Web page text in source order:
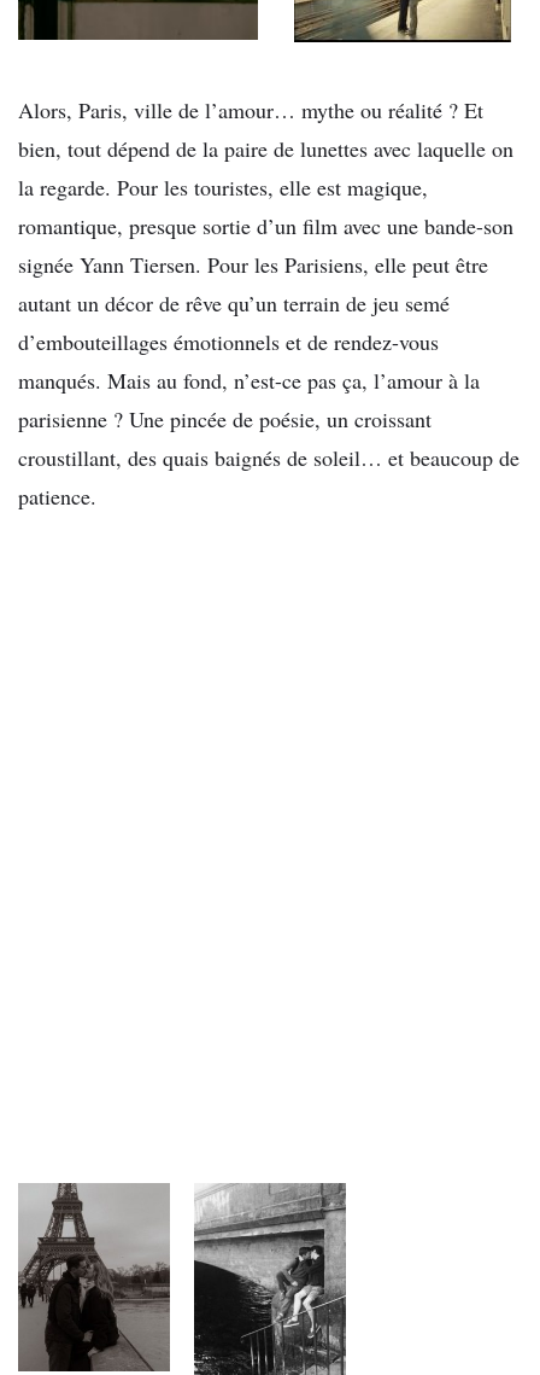
Alors, Paris, ville de l’amour… mythe ou réalité ? Et
bien, tout dépend de la paire de lunettes avec laquelle on
la regarde. Pour les touristes, elle est magique,
romantique, presque sortie d’un film avec une bande-son
signée Yann Tiersen. Pour les Parisiens, elle peut être
autant un décor de rêve qu’un terrain de jeu semé
d’embouteillages émotionnels et de rendez-vous
manqués. Mais au fond, n’est-ce pas ça, l’amour à la
parisienne ? Une pincée de poésie, un croissant
croustillant, des quais baignés de soleil… et beaucoup de
patience.